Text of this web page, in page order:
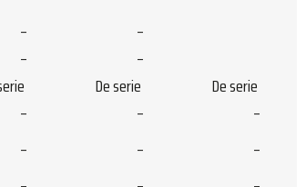
– –
–
–
De serie De serie
– –
–
– –
–